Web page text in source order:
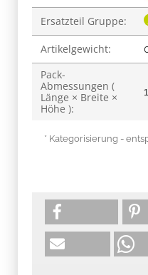
Ersatzteil Gruppe:
Artikelgewicht:
Pack-
Abmessungen (
Länge × Breite ×
Höhe ):
* Kategorisierung -